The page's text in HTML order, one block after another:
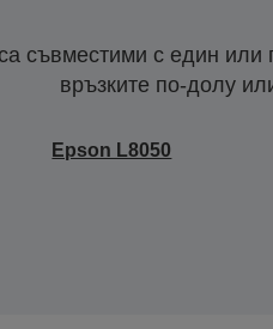
съвместими с един или
връзките по-долу
Epson L8050